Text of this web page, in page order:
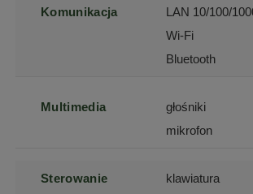
Komunikacja
LAN 10/100/
Wi-Fi
Bluetooth
Multimedia
głośniki
mikrofon
Sterowanie
klawiatura